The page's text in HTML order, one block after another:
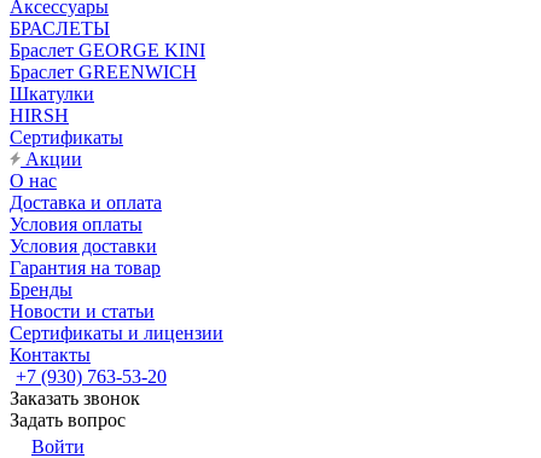
Аксессуары
БРАСЛЕТЫ
Браслет GEORGE KINI
Браслет GREENWICH
Шкатулки
HIRSH
Сертификаты
Акции
О нас
Доставка и оплата
Условия оплаты
Условия доставки
Гарантия на товар
Бренды
Новости и статьи
Сертификаты и лицензии
Контакты
+7 (930) 763-53-20
Заказать звонок
Задать вопрос
Войти